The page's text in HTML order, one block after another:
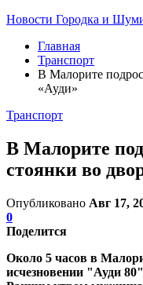
Новости Городка и
Главная
Транспорт
В Малорите
«Ауди»
Транспорт
В Малорите
стоянки во
Опубликовано Авг 17,
0
Поделится
Около 5 часов в
исчезновении "Ауди